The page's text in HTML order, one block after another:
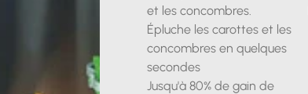
et les concombres.
Épluche les carottes et les
concombres en quelques
secondes
Jusqu'à 80% de gain de